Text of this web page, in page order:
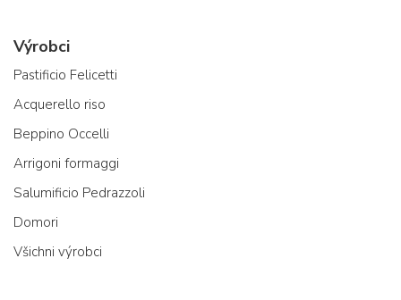
Výrobci
Pastificio Felicetti
Acquerello riso
Beppino Occelli
Arrigoni formaggi
Salumificio Pedrazzoli
Domori
Všichni výrobci